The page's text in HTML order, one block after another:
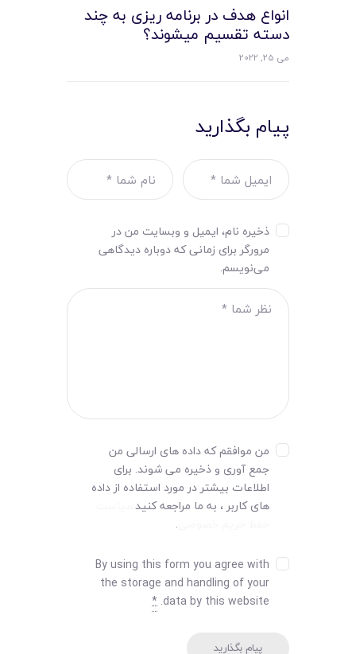
انواع هدف در برنامه ریزی به چند
دسته تقسیم میشوند؟
می 25, 2022
پیام بگذارید
ذخیره نام، ایمیل و وبسایت من در
مرورگر برای زمانی که دوباره دیدگاهی
می‌نویسم.
من موافقم که داده های ارسالی من
جمع آوری و ذخیره می شوند. برای
اطلاعات بیشتر در مورد استفاده از داده
های کاربر ، به ما مراجعه کنید
.
By using this form you agree with
the storage and handling of your
data by this website.
*